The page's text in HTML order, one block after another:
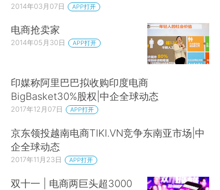
2014年03月07日 APP打开
电商抢卖家
2014年05月30日 APP打开
印媒称阿里巴巴拟收购印度电商
BigBasket30%股权|中企全球动态
2017年12月07日 APP打开
京东领投越南电商TIKI.VN竞争东南亚市场|中
企全球动态
2017年11月23日 APP打开
双十一 | 电商两巨头超3000